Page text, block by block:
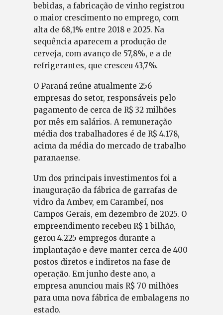
bebidas, a fabricação de vinho registrou
o maior crescimento no emprego, com
alta de 68,1% entre 2018 e 2025. Na
sequência aparecem a produção de
cerveja, com avanço de 57,8%, e a de
refrigerantes, que cresceu 43,7%.
O Paraná reúne atualmente 256
empresas do setor, responsáveis pelo
pagamento de cerca de R$ 32 milhões
por mês em salários. A remuneração
média dos trabalhadores é de R$ 4.178,
acima da média do mercado de trabalho
paranaense.
Um dos principais investimentos foi a
inauguração da fábrica de garrafas de
vidro da Ambev, em Carambeí, nos
Campos Gerais, em dezembro de 2025. O
empreendimento recebeu R$ 1 bilhão,
gerou 4.225 empregos durante a
implantação e deve manter cerca de 400
postos diretos e indiretos na fase de
operação. Em junho deste ano, a
empresa anunciou mais R$ 70 milhões
para uma nova fábrica de embalagens no
estado.